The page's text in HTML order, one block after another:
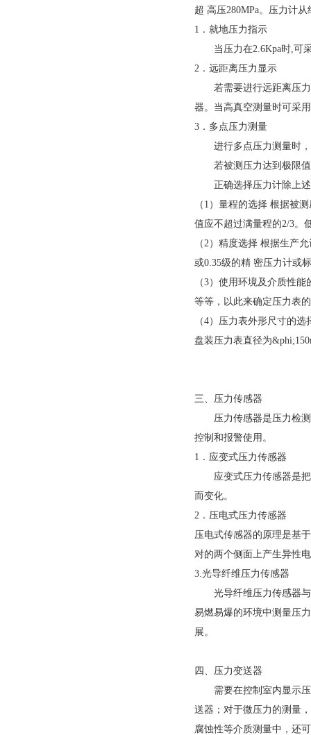
超 高压280MPa。压力计
1．就地压力指示
当压力在2.6Kpa时,可采
2．远距离压力显示
若需要进行远距离压力
器。当高真空测量时可采
3．多点压力测量
进行多点压力测量时，
若被测压力达到极限值
正确选择压力计除上述
（1）量程的选择 根据被
值应不超过满量程的2/3。
（2）精度选择 根据生产
或0.35级的精 密压力计或
（3）使用环境及介质性
等等，以此来确定压力表
（4）压力表外形尺寸的
盘装压力表直径为
三、压力传感器
压力传感器是压力检测
控制和报警使用。
1．应变式压力传感器
应变式压力传感器是把
而变化。
2．压电式压力传感器
压电式传感器的原理是基
对的两个侧面上产生异性
3.光导纤维压力传感器
光导纤维压力传感器与
易燃易爆的环境中测量压
展。
四、压力变送器
需要在控制室内显示压
送器；对于微压力的测量
腐蚀性等介质测量中，还